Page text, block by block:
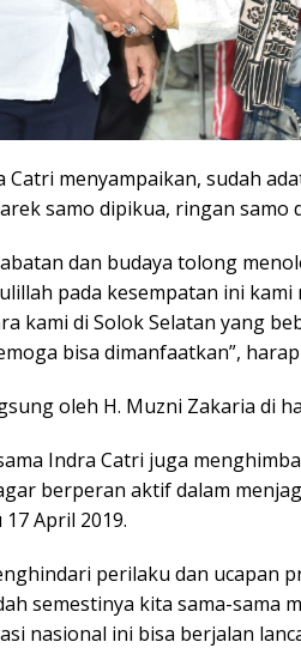
Catri menyampaikan, sudah
samo dipikua, ringan samo
dan budaya tolong
pada kesempatan ini
kami di Solok Selatan yang
bisa dimanfaatkan”,
oleh H. Muzni Zakaria di
Indra Catri juga
berperan aktif dalam
April 2019.
perilaku dan ucapan
semestinya kita sama-sama
nasional ini bisa berjalan